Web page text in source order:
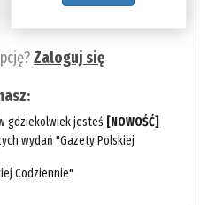
Zaloguj się
gdziekolwiek jesteś [NOWOŚĆ]
wydań "Gazety Polskiej
Codziennie"